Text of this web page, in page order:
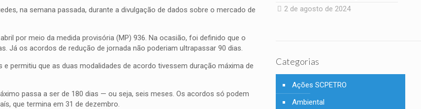
na semana passada, durante a divulgação de dados sobre o mercado de
por meio da medida provisória (MP) 936. Na ocasião, foi definido que o
Já os acordos de redução de jornada não poderiam ultrapassar 90 dias.
permitiu que as duas modalidades de acordo tivessem duração máxima de
passa a ser de 180 dias — ou seja, seis meses. Os acordos só podem
que termina em 31 de dezembro.
2 de agosto de 2024
Categorias
Ações SCPETRO
Ambiental